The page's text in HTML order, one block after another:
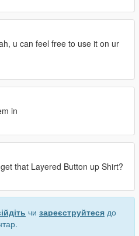
u can feel free to use it on ur
in
that Layered Button up Shirt?
чи зареєструйтеся до